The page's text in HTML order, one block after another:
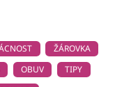
ŽÁROVKA
OBUV
TIPY